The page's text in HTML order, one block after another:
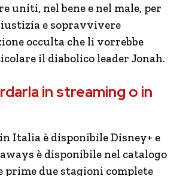
uniti, nel bene e nel male, per
e sopravvivere
occulta che li vorrebbe
il diabolico leader Jonah.
in streaming o in
Italia è disponibile Disney+ e
è disponibile nel catalogo
prime due stagioni complete